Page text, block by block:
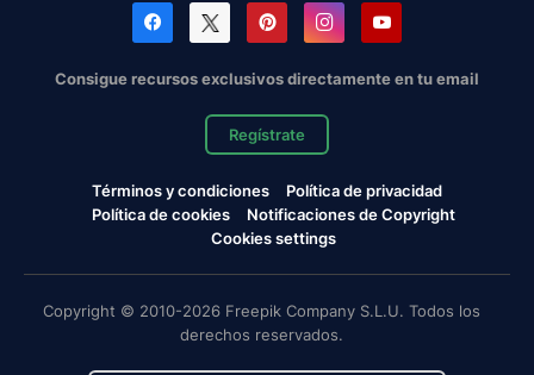
Consigue recursos exclusivos directamente en tu email
Regístrate
Términos y condiciones
Política de privacidad
Política de cookies
Notificaciones de Copyright
Cookies settings
Copyright © 2010-2026 Freepik Company S.L.U. Todos los
derechos reservados.